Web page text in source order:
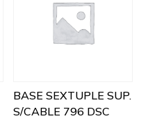
BASE SEXTUPLE SUP.
S/CABLE 796 DSC